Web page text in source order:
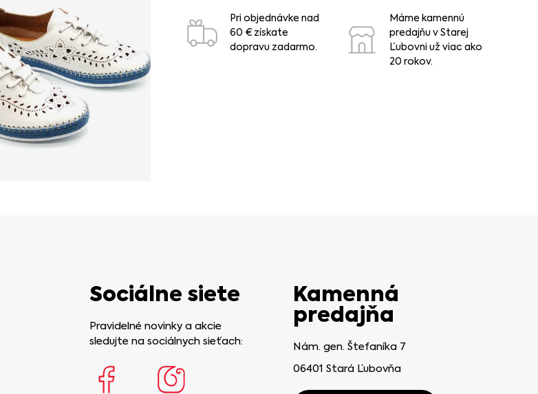
Pri objednávke nad
60 € získate
dopravu zadarmo.
Máme kamennú
predajňu v Starej
Ľubovni už viac ako
20 rokov.
Sociálne siete
Pravidelné novinky a akcie
sledujte na sociálnych sieťach:
Kamenná
predajňa
Nám. gen. Štefaníka 7
06401 Stará Ľubovňa